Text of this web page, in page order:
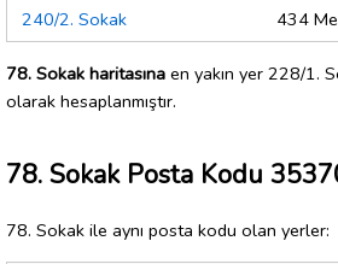
240/2. Sokak
434
78. Sokak haritasına en yakın yer 228/1.
olarak hesaplanmıştır.
78. Sokak Posta Kodu
78. Sokak ile aynı posta kodu olan yerler: